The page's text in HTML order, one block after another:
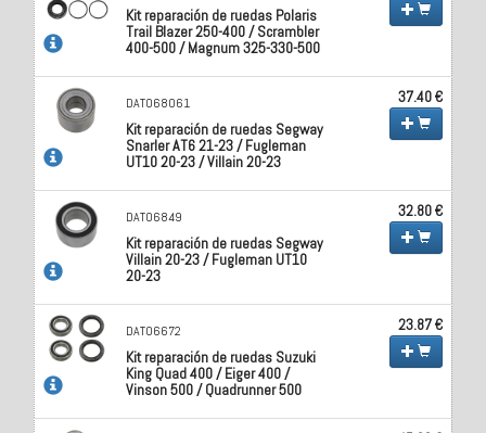
Kit reparación de ruedas Polaris
Trail Blazer 250-400 / Scrambler
400-500 / Magnum 325-330-500
DAT068061
Kit reparación de ruedas Segway
Snarler AT6 21-23 / Fugleman
UT10 20-23 / Villain 20-23
37.40 €
DAT06849
Kit reparación de ruedas Segway
Villain 20-23 / Fugleman UT10
20-23
32.80 €
DAT06672
Kit reparación de ruedas Suzuki
King Quad 400 / Eiger 400 /
Vinson 500 / Quadrunner 500
23.87 €